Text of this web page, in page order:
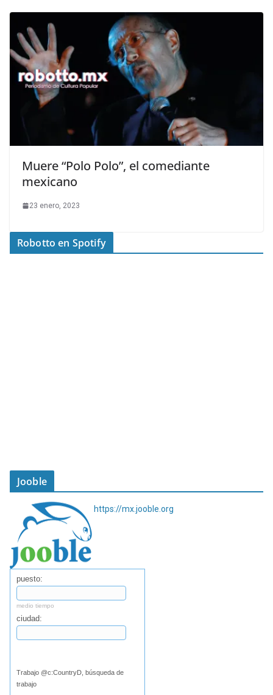
Muere “Polo Polo”, el comediante
mexicano
23 enero, 2023
Robotto en Spotify
Jooble
https://mx.jooble.org
puesto:
medio tiempo
ciudad:
Trabajo @c:CountryD, búsqueda de
trabajo